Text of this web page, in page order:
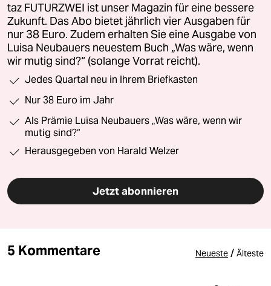
taz FUTURZWEI ist unser Magazin für eine bessere
Zukunft. Das Abo bietet jährlich vier Ausgaben für
nur 38 Euro. Zudem erhalten Sie eine Ausgabe von
Luisa Neubauers neuestem Buch „Was wäre, wenn
wir mutig sind?“ (solange Vorrat reicht).
Jedes Quartal neu in Ihrem Briefkasten
Nur 38 Euro im Jahr
Als Prämie Luisa Neubauers „Was wäre, wenn wir
mutig sind?“
Herausgegeben von Harald Welzer
Jetzt abonnieren
5 Kommentare Neueste / Älteste